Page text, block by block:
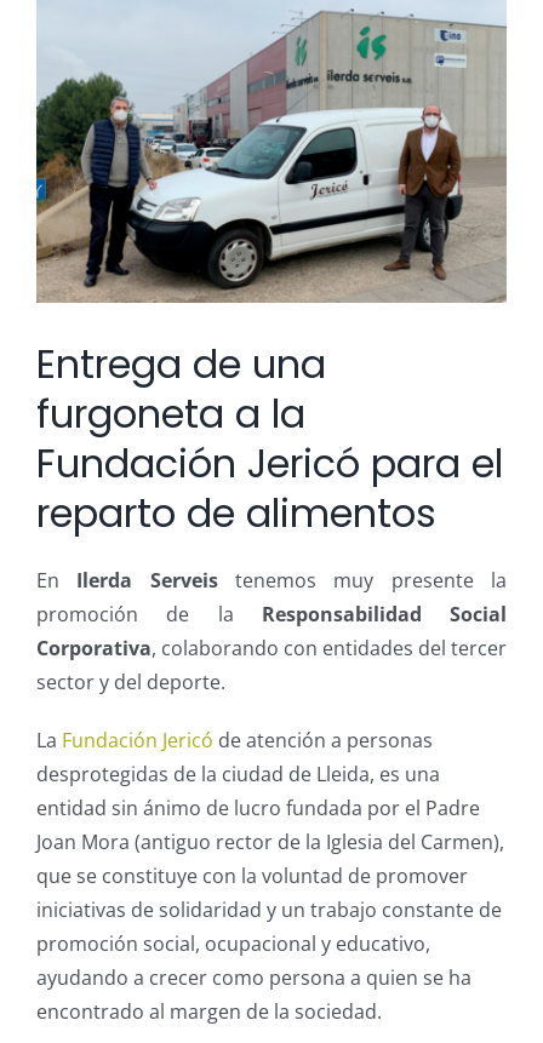
más
grande
Entrega de una
furgoneta a la
Fundación Jericó para el
reparto de alimentos
En Ilerda Serveistenemos muy presente la
promoción de la Responsabilidad Social
Corporativa, colaborando con entidades del tercer
sector y del deporte.
La Fundación Jericó de atención a personas
desprotegidas de la ciudad de Lleida, es una
entidad sin ánimo de lucro fundada por el Padre
Joan Mora (antiguo rector de la Iglesia del Carmen),
que se constituye con la voluntad de promover
iniciativas de solidaridad y un trabajo constante de
promoción social, ocupacional y educativo,
ayudando a crecer como persona a quien se ha
encontrado al margen de la sociedad.